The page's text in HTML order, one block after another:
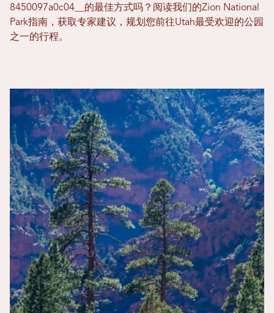
8450097a0c04__的最佳方式吗？阅读我们的Zion National
Park指南，获取专家建议，规划您前往Utah最受欢迎的公园
之一的行程。